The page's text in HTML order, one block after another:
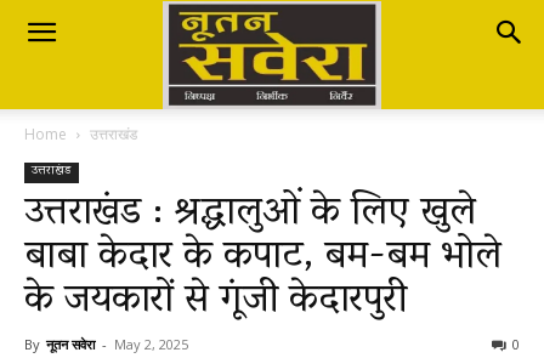
Nutan
Savera
नूतन
सवेरा
Home उत्तराखंड
उत्तराखंड
उत्तराखंड : श्रद्धालुओं के लिए खुले
बाबा केदार के कपाट, बम-बम भोले
के जयकारों से गूंजी केदारपुरी
By नूतन सवेरा - May 2, 2025 0